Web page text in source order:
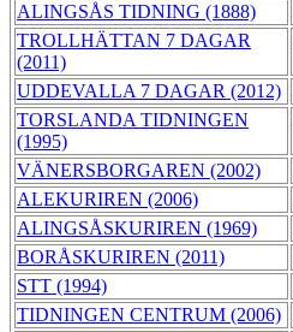
ALINGSÅS TIDNING (1888)
TROLLHÄTTAN 7 DAGAR
(2011)
UDDEVALLA 7 DAGAR (2012)
TORSLANDA TIDNINGEN
(1995)
VÄNERSBORGAREN (2002)
ALEKURIREN (2006)
ALINGSÅSKURIREN (1969)
BORÅSKURIREN (2011)
STT (1994)
TIDNINGEN CENTRUM (2006)